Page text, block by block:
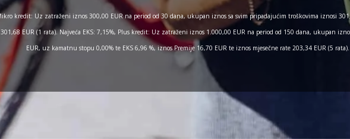
Mikro kredit: Uz zatraženi iznos 300,00 EUR na period od 30 dana, ukupan iznos sa svim pripadajućim troškovima iznosi
EUR (1 rata). Najveća EKS: 7,15%, Plus kredit: Uz zatraženi iznos 1.000,00 EUR na period od 150 dana, ukupan
EUR, uz kamatnu stopu 0,00% te EKS 6,96 %, iznos Premije 16,70 EUR te iznos mjesečne rate 203,34 EUR (5 rata).